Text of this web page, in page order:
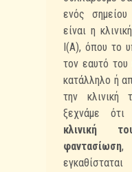
ενός σημείου
είναι η
I(A), όπου το
τον εαυτό του
κατάλληλο ή
την
ξεχνάμε
κλινική
φαντασίωση,